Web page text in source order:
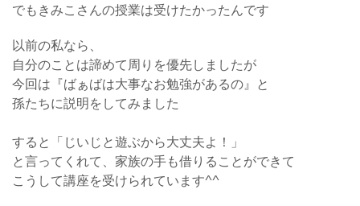
でもきみこさんの授業は受けたかったんです
以前の私なら、
自分のことは諦めて周りを優先しましたが
今回は『ばぁばは大事なお勉強があるの』と
孫たちに説明をしてみました
すると「じいじと遊ぶから大丈夫よ！」
と言ってくれて、家族の手も借りることができて
こうして講座を受けられています^^